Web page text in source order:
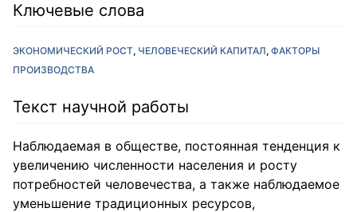
Ключевые слова
ЭКОНОМИЧЕСКИЙ РОСТ ЧЕЛОВЕЧЕСКИЙ КАПИТАЛ ФАКТОРЫ
ПРОИЗВОДСТВА
Текст научной работы
Наблюдаемая в обществе, постоянная тенденция к
увеличению численности населения и росту
потребностей человечества, а также наблюдаемое
уменьшение традиционных ресурсов,